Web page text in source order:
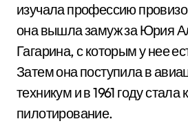
изучала профессию
она вышла замуж за Юрия
Гагарина, с которым у нее
Затем она поступила в
техникум и в 1961 году
пилотирование.